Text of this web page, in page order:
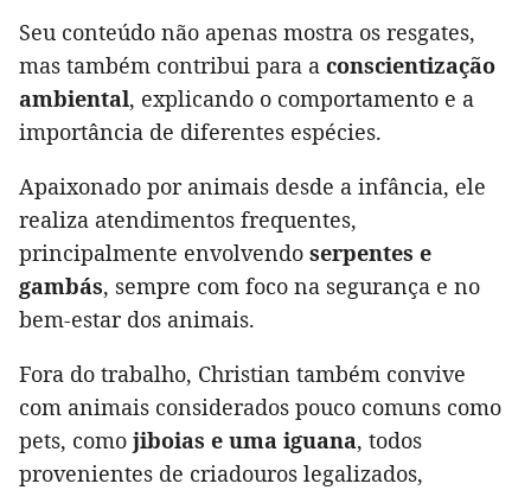
Seu conteúdo não apenas mostra os resgates,
mas também contribui para a conscientização
ambiental, explicando o comportamento e a
importância de diferentes espécies.
Apaixonado por animais desde a infância, ele
realiza atendimentos frequentes,
principalmente envolvendo serpentes e
gambás, sempre com foco na segurança e no
bem-estar dos animais.
Fora do trabalho, Christian também convive
com animais considerados pouco comuns como
pets, como jiboias e uma iguana, todos
provenientes de criadouros legalizados,